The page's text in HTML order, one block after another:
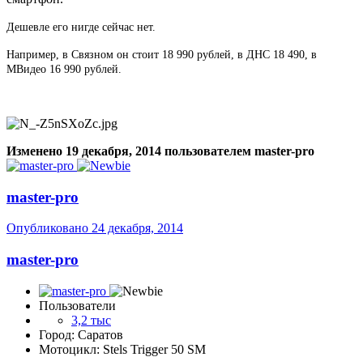
Дешевле его нигде сейчас нет.
Например, в Связном он стоит 18 990 рублей, в ДНС 18 490, в
МВидео 16 990 рублей.
Изменено 19 декабря, 2014 пользователем master-pro
master-pro
Опубликовано 24 декабря, 2014
master-pro
Пользователи
3,2 тыс
Город: Саратов
Мотоцикл: Stels Trigger 50 SM